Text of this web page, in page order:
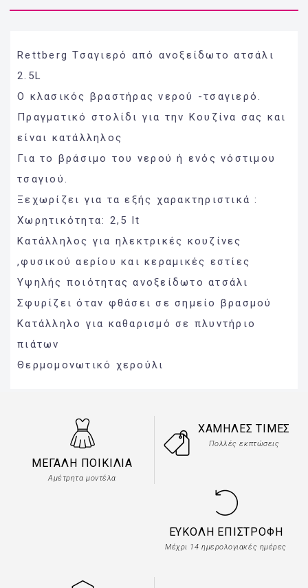
Rettberg Τσαγιερό από ανοξείδωτο ατσάλι
2.5L
Ο κλασικός βραστήρας νερού -τσαγιερό.
Πραγματικό στολίδι για την Κουζίνα σας και
είναι κατάλληλος
Για το βράσιμο του νερού ή ενός νόστιμου
τσαγιού.
Ξεχωρίζει για τα εξής χαρακτηριστικά :
Χωρητικότητα: 2,5 lt
Κατάλληλος για ηλεκτρικές κουζίνες
,φυσικού αερίου και κεραμικές εστίες
Υψηλής ποιότητας ανοξείδωτο ατσάλι
Σφυρίζει όταν φθάσει σε σημείο βρασμού
Κατάλληλο για καθαρισμό σε πλυντήριο
πιάτων
Θερμομονωτικό χερούλι
ΜΕΓΆΛΗ ΠΟΙΚΙΛΊΑ
Αμέτρητα μοντέλα
ΧΑΜΗΛΈΣ ΤΙΜΈΣ
Πολλές εκπτώσεις
ΕΎΚΟΛΗ ΕΠΙΣΤΡΟΦΉ
Μέχρι 14 ημερολογιακές ημέρες